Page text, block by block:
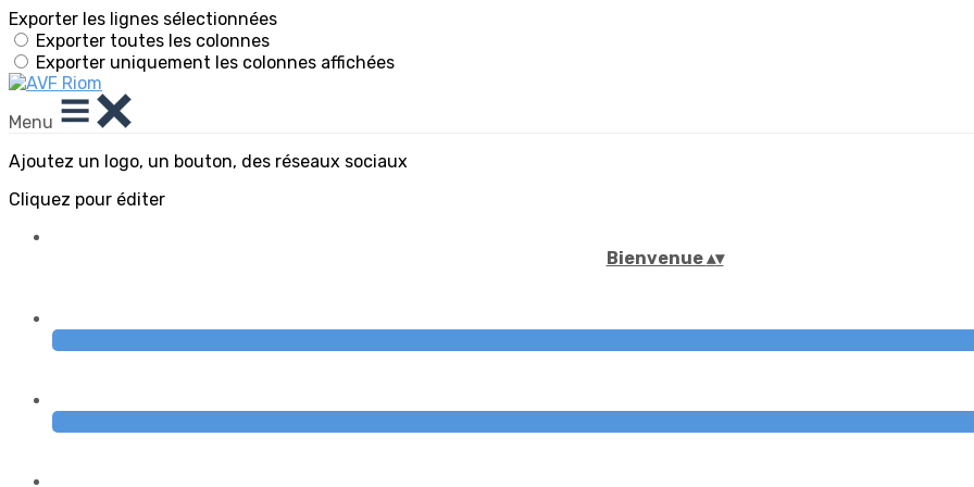
Exporter les lignes sélectionnées
Exporter toutes les colonnes
Exporter uniquement les colonnes affichées
Menu
Ajoutez un logo, un bouton, des réseaux sociaux
Cliquez pour éditer
Bienvenue▴▾